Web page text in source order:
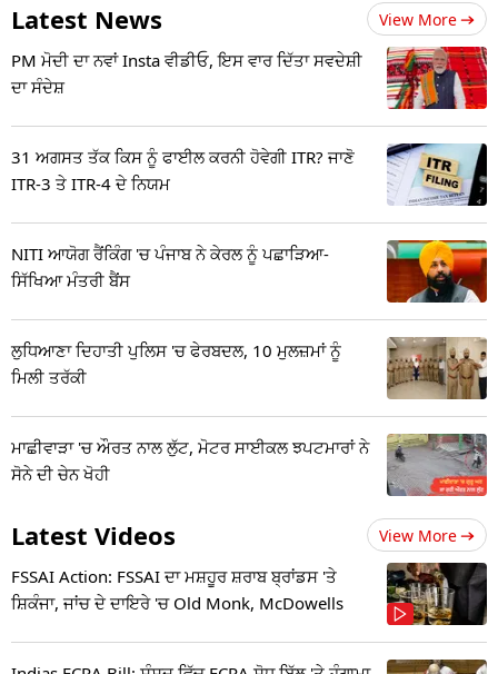
Latest News View More
PM ਮੋਦੀ ਦਾ ਨਵਾਂ Insta ਵੀਡੀਓ, ਇਸ ਵਾਰ ਦਿੱਤਾ ਸਵਦੇਸ਼ੀ
ਦਾ ਸੰਦੇਸ਼
31 ਅਗਸਤ ਤੱਕ ਕਿਸ ਨੂੰ ਫਾਈਲ ਕਰਨੀ ਹੋਵੇਗੀ ITR? ਜਾਣੋ
ITR-3 ਤੇ ITR-4 ਦੇ ਨਿਯਮ
NITI ਆਯੋਗ ਰੈਂਕਿੰਗ 'ਚ ਪੰਜਾਬ ਨੇ ਕੇਰਲ ਨੂੰ ਪਛਾੜਿਆ-
ਸਿੱਖਿਆ ਮੰਤਰੀ ਬੈਂਸ
ਲੁਧਿਆਣਾ ਦਿਹਾਤੀ ਪੁਲਿਸ 'ਚ ਫੇਰਬਦਲ, 10 ਮੁਲਜ਼ਮਾਂ ਨੂੰ
ਮਿਲੀ ਤਰੱਕੀ
ਮਾਛੀਵਾੜਾ 'ਚ ਔਰਤ ਨਾਲ ਲੁੱਟ, ਮੋਟਰ ਸਾਈਕਲ ਝਪਟਮਾਰਾਂ ਨੇ
ਸੋਨੇ ਦੀ ਚੇਨ ਖੋਹੀ
Latest Videos View More
FSSAI Action: FSSAI ਦਾ ਮਸ਼ਹੂਰ ਸ਼ਰਾਬ ਬ੍ਰਾਂਡਸ 'ਤੇ
ਸ਼ਿਕੰਜਾ, ਜਾਂਚ ਦੇ ਦਾਇਰੇ 'ਚ Old Monk, McDowells